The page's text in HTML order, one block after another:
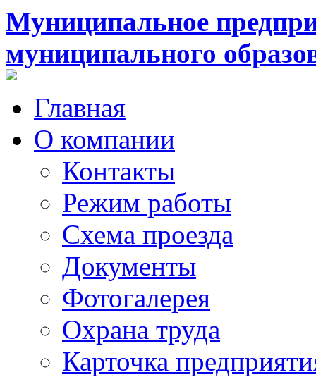
Муниципальное
муниципального
Главная
О компании
Контакты
Режим работы
Схема проезда
Документы
Фотогалерея
Охрана труда
Карточка